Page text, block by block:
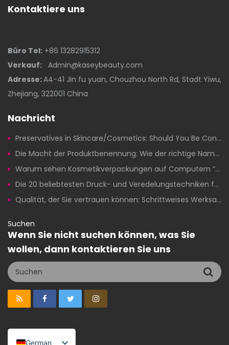
Kontaktiere uns
Büro Tel: +86 13282915312
Verkauf: Admin@kaseybeauty.com
Adresse:A4-41 Jin fu yuan, Chouzhou North Rd, Stadt Yiwu,
Zhejiang, 322001 China
Nachricht
Preservatives in Skincare/Cosmetics: Should You Be Concerned?
Die Macht der Produktbenennung: Wie der richtige Name im Beauty-Bereich Klicks, Vertrauen und Umsatz steigert.
Warum sehen Kosmetikverpackungen auf Computern “klar” aus, aber beim Drucken versagen sie?
Die 20 beliebtesten Druck- und Veredelungstechniken für Eigenmarken-Kosmetikverpackungen
Qualität, der Sie vertrauen können: Schrittweises Werksaudit für die Herstellung von Kosmetikprodukten unter Eigenmarken
Suchen
Wenn Sie nicht suchen können, was Sie
wollen, dann kontaktieren Sie uns
German